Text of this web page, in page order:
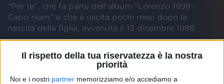
Il rispetto della tua riservatezza è la nostra
priorità
Noi e i nostri partner memorizziamo e/o accediamo a
“Per te”, che fa parte dell'album “Lorenzo 1999 -
Capo Horn” e che è uscita pochi mesi dopo la
nascita della figlia, avvenuta il 13 dicembre 1998.